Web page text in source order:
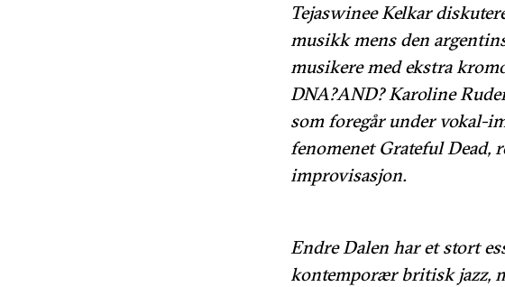
Tejaswinee Kelkar
musikk mens den
musikere med ekstra
DNA?AND? Karoline
som foregår under vokal-
fenomenet Grateful Dead,
improvisasjon.
Endre Dalen har et stort
kontemporær britisk jazz,